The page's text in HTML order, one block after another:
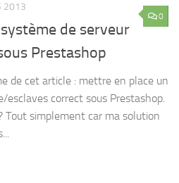
0
2013
de serveur
Prestashop
de cet article : mettre en place un
esclaves correct sous Prestashop.
Tout simplement car ma solution